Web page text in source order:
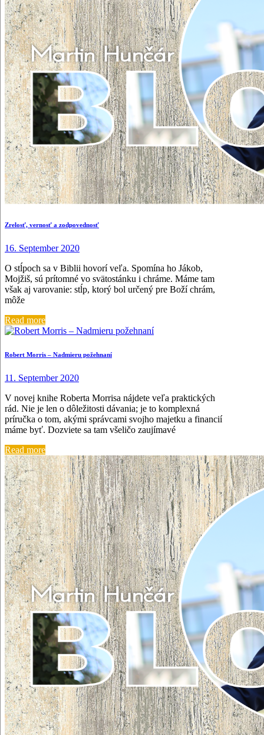
Zrelosť, vernosť a zodpovednosť
16. September 2020
O stĺpoch sa v Biblii hovorí veľa. Spomína ho Jákob,
Mojžiš, sú prítomné vo svätostánku i chráme. Máme tam
však aj varovanie: stĺp, ktorý bol určený pre Boží chrám,
môže
Read more
Robert Morris – Nadmieru požehnaní
11. September 2020
V novej knihe Roberta Morrisa nájdete veľa praktických
rád. Nie je len o dôležitosti dávania; je to komplexná
príručka o tom, akými správcami svojho majetku a financií
máme byť. Dozviete sa tam všeličo zaujímavé
Read more